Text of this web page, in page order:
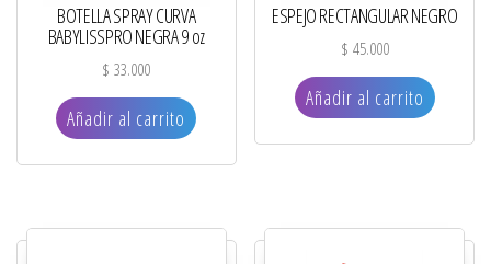
BOTELLA SPRAY CURVA
BABYLISSPRO NEGRA 9 oz
$ 33.000
Añadir al carrito
ESPEJO RECTANGULAR NEGRO
$ 45.000
Añadir al carrito